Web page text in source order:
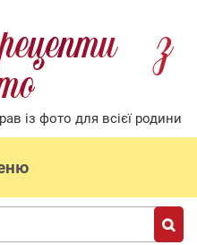
з
iз фото для всiєї родини